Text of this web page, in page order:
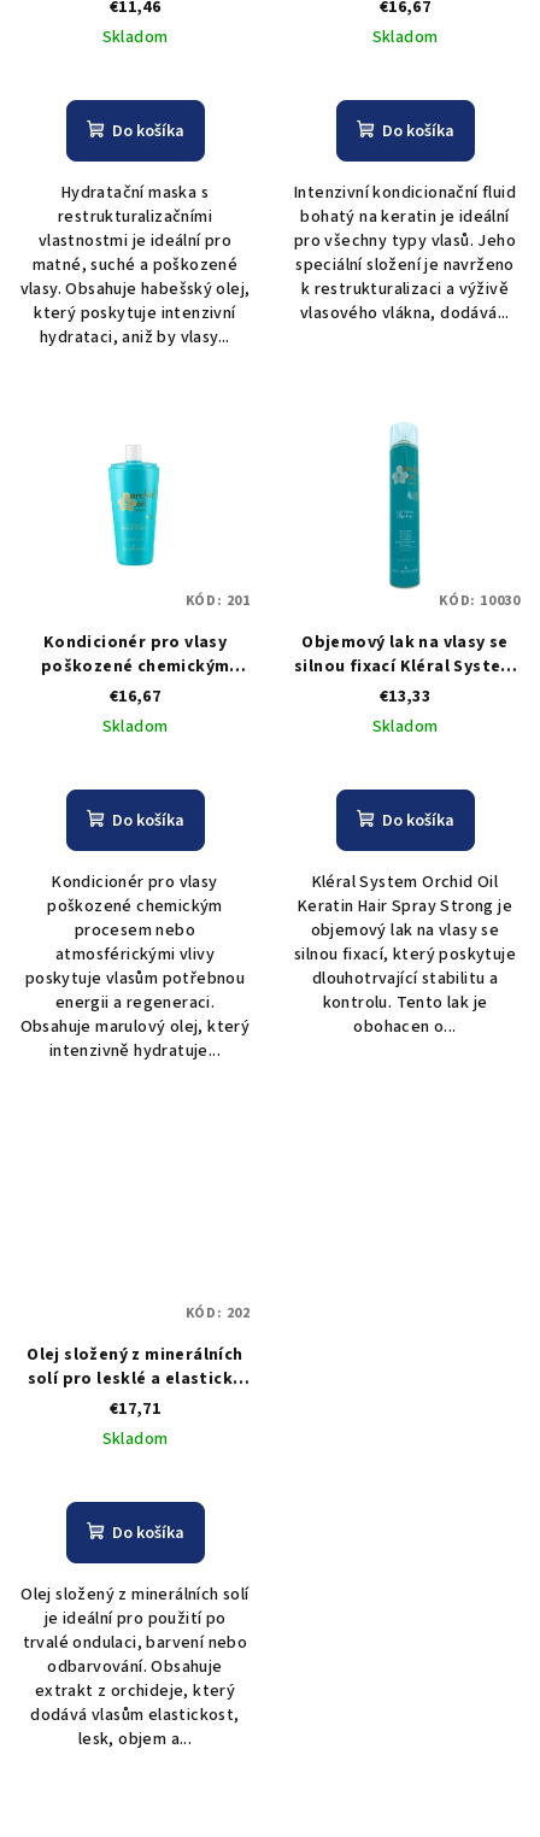
Treatment - 500 ml
€11,46
Skladom
Do košíka
Hydratační maska s
restrukturalizačními
vlastnostmi je ideální pro
matné, suché a poškozené
vlasy. Obsahuje habešský olej,
který poskytuje intenzivní
hydrataci, aniž by vlasy...
10 x 10 ml
€16,67
Skladom
Do košíka
Intenzivní kondicionační fluid
bohatý na keratin je ideální
pro všechny typy vlasů. Jeho
speciální složení je navrženo
k restrukturalizaci a výživě
vlasového vlákna, dodává...
Kondicionér pro vlasy
poškozené chemickým
procesem Kléral Orchid Oil
Keratin Conditioner
Instant Cream - 1000 ml
€16,67
Skladom
Do košíka
Kondicionér pro vlasy
poškozené chemickým
procesem nebo
atmosférickými vlivy
poskytuje vlasům potřebnou
energii a regeneraci.
Obsahuje marulový olej, který
intenzivně hydratuje...
KÓD: 201
Objemový lak na vlasy se
silnou fixací Kléral System
Orchid Oil Keratin Hair
Spray Strong - 750 ml
€13,33
Skladom
Do košíka
Kléral System Orchid Oil
Keratin Hair Spray Strong je
objemový lak na vlasy se
silnou fixací, který poskytuje
dlouhotrvající stabilitu a
kontrolu. Tento lak je
obohacen o...
KÓD: 10030
Olej složený z minerálních
solí pro lesklé a elastické
vlasy Kléral Orchid Oil
Keratin Mineralizing Spray
- 200 ml
€17,71
Skladom
Do košíka
Olej složený z minerálních solí
je ideální pro použití po
trvalé ondulaci, barvení nebo
odbarvování. Obsahuje
extrakt z orchideje, který
dodává vlasům elastickost,
lesk, objem a...
KÓD: 202